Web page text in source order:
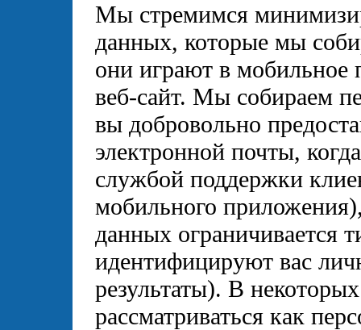
Мы стремимся
данных, которые мы
они играют в мобильное
веб-сайт. Мы собираем
вы добровольно
электронной почты,
службой поддержки
мобильного
данных ограничивается
идентифицируют вас
результаты). В
рассматриваться как